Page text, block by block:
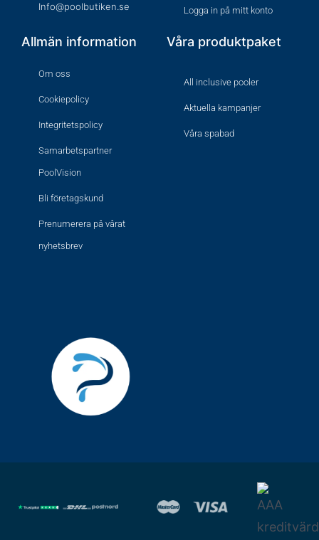
Info@poolbutiken.se Logga in på mitt konto
Allmän information
Om oss
Cookiepolicy
Integritetspolicy
Samarbetspartner
PoolVision
Bli företagskund
Prenumerera på vårat
nyhetsbrev
Våra produktpaket
All inclusive pooler
Aktuella kampanjer
Våra spabad